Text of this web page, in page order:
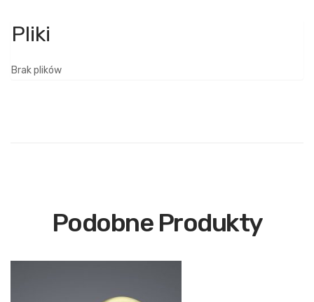
Brak plików
Podobne Produkty